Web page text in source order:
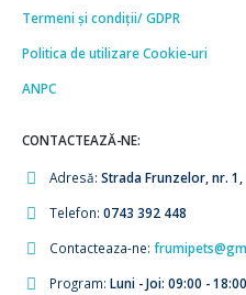
Termeni și condiții/ GDPR
Politica de utilizare Cookie-uri
ANPC
CONTACTEAZĂ-NE:
Adresă: Strada Frunzelor, nr.
Telefon: 0743 392 448
Contacteaza-ne:
Program: Luni - Joi: 09:00 -